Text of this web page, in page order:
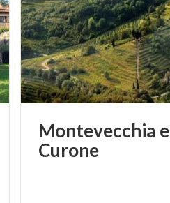
Montevecchia e
Curone